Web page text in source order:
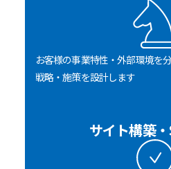
お客様の事業特性・外部環境を
戦略・施策を設計します
サイト構築